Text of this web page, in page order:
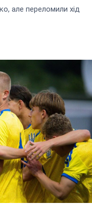
але переломили хід